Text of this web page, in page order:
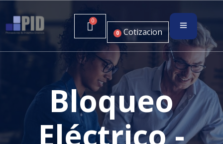
0 Cotizacion
Bloqueo
Eléctrico -